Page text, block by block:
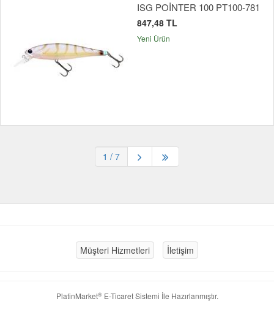
ISG POİNTER 100 PT100-781
847,48 TL
Yeni Ürün
1 / 7
Müşteri Hizmetleri İletişim
PlatinMarket®E-Ticaret Sistemi İle Hazırlanmıştır.